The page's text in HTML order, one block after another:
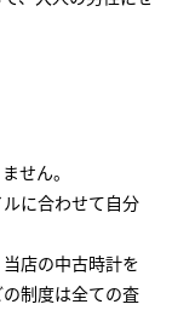
せん。
に合わせて自分
店の中古時計を
制度は全ての査